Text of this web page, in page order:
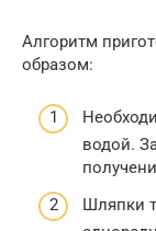
Алгоритм
образом:
водой.
Шляпки